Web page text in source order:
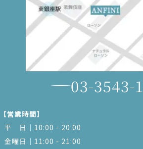
03-3543-
営業時間】
平 日｜10:00 - 20:00
金曜日｜11:00 - 21:00